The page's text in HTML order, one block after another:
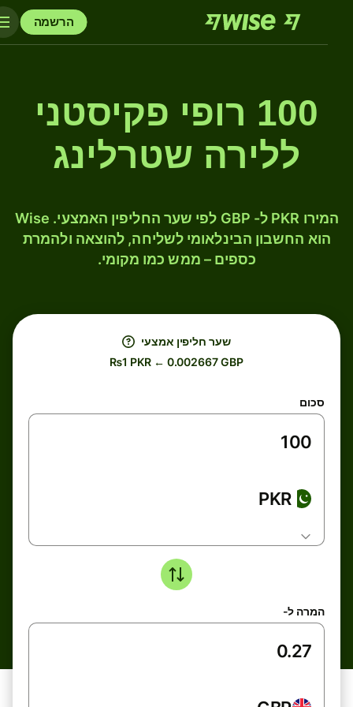
הרשמה
100 רופי פקיסטני
ללירה שטרלינג
המירו PKR ל- GBP לפי שער החליפין האמצעי. Wise
הוא החשבון הבינלאומי לשליחה, להוצאה ולהמרת
כספים – ממש כמו מקומי.
שער חליפין אמצעי
₨1 PKR ← 0.002667 GBP
סכום
PKR
המרה ל-